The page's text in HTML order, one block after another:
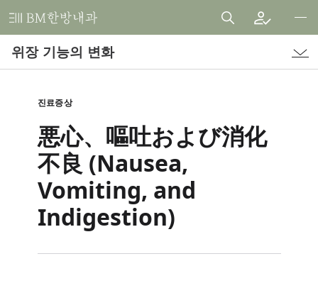
비
한
과
한
의
원
위장 기능의 변화
진료증상
悪心、嘔吐および消化
不良 (Nausea,
Vomiting, and
Indigestion)